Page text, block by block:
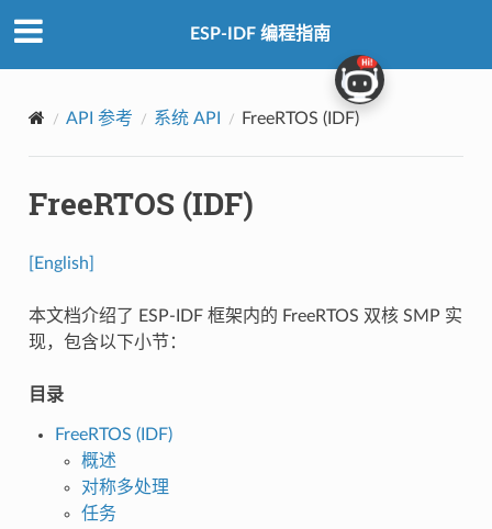
ESP-IDF 编程指南
API 参考 系统 API FreeRTOS (IDF)
FreeRTOS (IDF)
[English]
本文档介绍了 ESP-IDF 框架内的 FreeRTOS 双核 SMP 实
现，包含以下小节：
目录
FreeRTOS (IDF)
概述
对称多处理
任务